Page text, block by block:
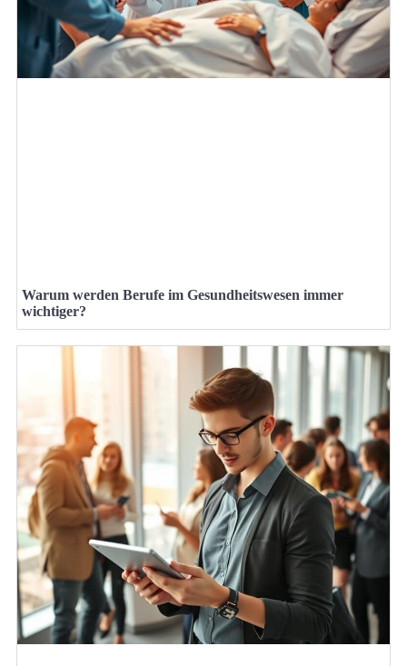
Warum werden Berufe im Gesundheitswesen immer
wichtiger?